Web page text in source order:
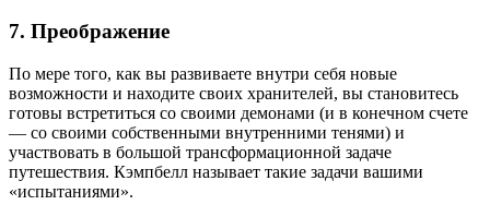
7. Преображение
По мере того, как вы развиваете внутри себя новые
возможности и находите своих хранителей, вы становитесь
готовы встретиться со своими демонами (и в конечном счете
— со своими собственными внутренними тенями) и
участвовать в большой трансформационной задаче
путешествия. Кэмпбелл называет такие задачи вашими
«испытаниями».